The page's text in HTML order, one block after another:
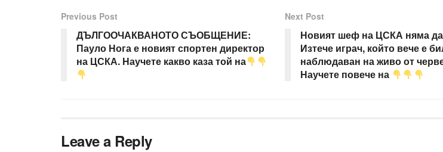
Previous Post
ДЪЛГООЧАКВАНОТО СЪОБЩЕНИЕ:
Пауло Нога е новият спортен директор
на ЦСКА. Научете какво каза той на
Next Post
Новият шеф на ЦСКА няма да
Изтече играч, който вече е
наблюдаван на живо от
Научете повече на
Leave a Reply